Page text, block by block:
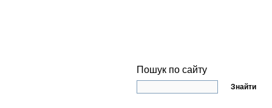
Пошук по сайту